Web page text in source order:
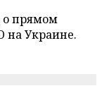
о прямом
на Украине.